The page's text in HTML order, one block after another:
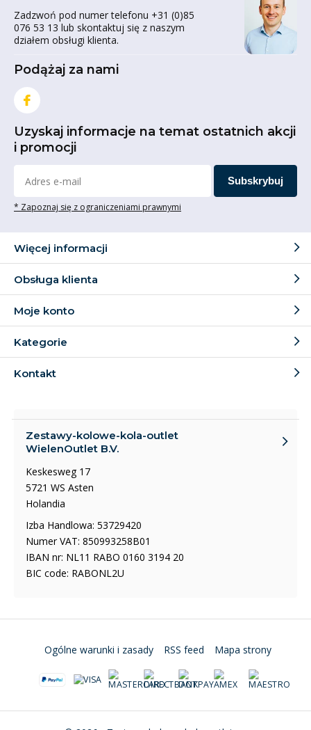
Zadzwoń pod numer telefonu +31 (0)85
076 53 13 lub skontaktuj się z naszym
działem obsługi klienta.
Podążaj za nami
Uzyskaj informacje na temat ostatnich akcji
i promocji
Subskrybuj
* Zapoznaj się z ograniczeniami prawnymi
Więcej informacji
Obsługa klienta
Moje konto
Kategorie
Kontakt
Zestawy-kolowe-kola-outlet
WielenOutlet B.V.
Keskesweg 17
5721 WS Asten
Holandia
Izba Handlowa: 53729420
Numer VAT: 850993258B01
IBAN nr: NL11 RABO 0160 3194 20
BIC code: RABONL2U
Ogólne warunki i zasady RSS feed Mapa strony